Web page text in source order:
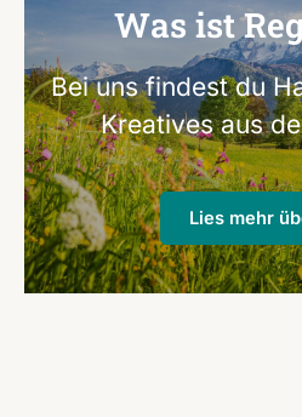
Was ist
Bei uns findest du
Kreatives aus
Lies mehr